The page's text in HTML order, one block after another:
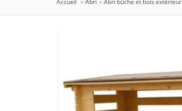
Accueil » Abri » Abri bûche et bois extérieur